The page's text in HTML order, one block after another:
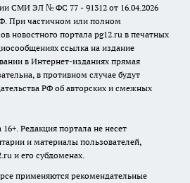
СМИ ЭЛ № ФС 77 - 91312 от 16.04.2026
При частичном или полном
новостного портала pg12.ru в печатных
ссылка на издание
в Интернет-изданиях прямая
в противном случае будут
РФ об авторских и смежных
16+. Редакция портала не несет
и материалы пользователей,
и его субдоменах.
применяются рекомендательные